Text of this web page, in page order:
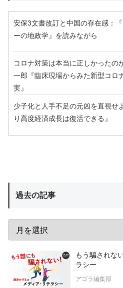
安保3文書改訂と中国の存在感：
ーの地政学』を読みながら
コロナ対策は本当に正しかったの
一郎『臨床現場からみた新型コロ
実』
少子化と人手不足の元凶を直視せ
り高度経済成長は復活できる』
過去の記事
もう騙されな
ラシー
アゴラ編集部